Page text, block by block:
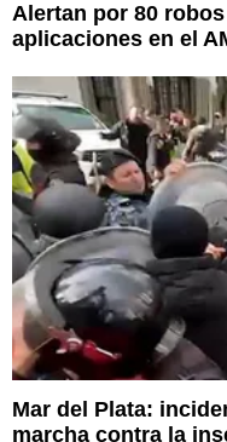
Alertan por 80
aplicaciones en el
Mar del Plata:
marcha contra la